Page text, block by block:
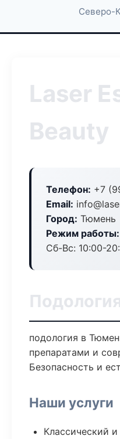
Северо-
Laser
Beauty
Телефон: +7
Email:
Город: Тюмень
Режим работы:
Сб-Вс: 10:00-
подология в
препаратами и
Безопасность и
Наши услуги
Классический